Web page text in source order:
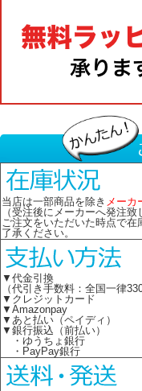
当店は一部商品を除き メーカ
（受注後にメーカーへ発注致
ご注文をいただいた時点で
了承ください。
▼代金引換
（代引き手数料：全国一律330
▼クレジットカード
▼Amazonpay
▼あと払い（ペイディ）
▼銀行振込（前払い）
・ゆうちょ銀行
・PayPay銀行